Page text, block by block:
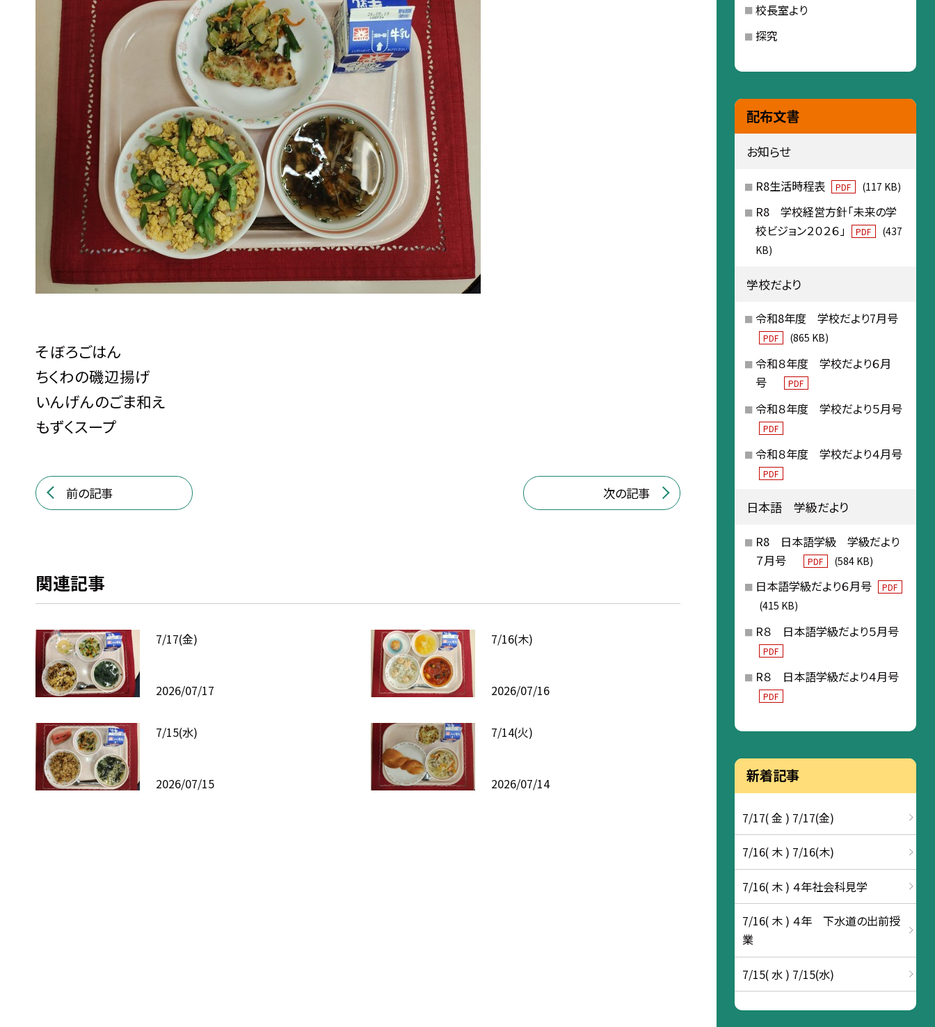
そぼろごはん
ちくわの磯辺揚げ
いんげんのごま和え
もずくスープ
前の記事 次の記事
関連記事
7/17(金)
2026/07/17
7/16(木)
2026/07/16
7/15(水)
2026/07/15
7/14(火)
2026/07/14
校長室より
探究
配布文書
お知らせ
R8生活時程表 PDF (117 KB)
R8 学校経営方針「未来の学
校ビジョン２０２６」
PDF
(437
KB)
学校だより
令和8年度 学校だより7月号
PDF (865 KB)
令和８年度 学校だより６月
号
PDF
令和８年度 学校だより５月号
PDF
令和８年度 学校だより４月号
PDF
日本語 学級だより
R8 日本語学級 学級だより
７月号
PDF (584 KB)
日本語学級だより６月号 PDF
(415 KB)
R８ 日本語学級だより５月号
PDF
R８ 日本語学級だより４月号
PDF
新着記事
7/17( 金 ) 7/17(金)
7/16( 木 ) 7/16(木)
7/16( 木 ) ４年社会科見学
7/16( 木 ) ４年 下水道の出前授
業
7/15( 水 ) 7/15(水)